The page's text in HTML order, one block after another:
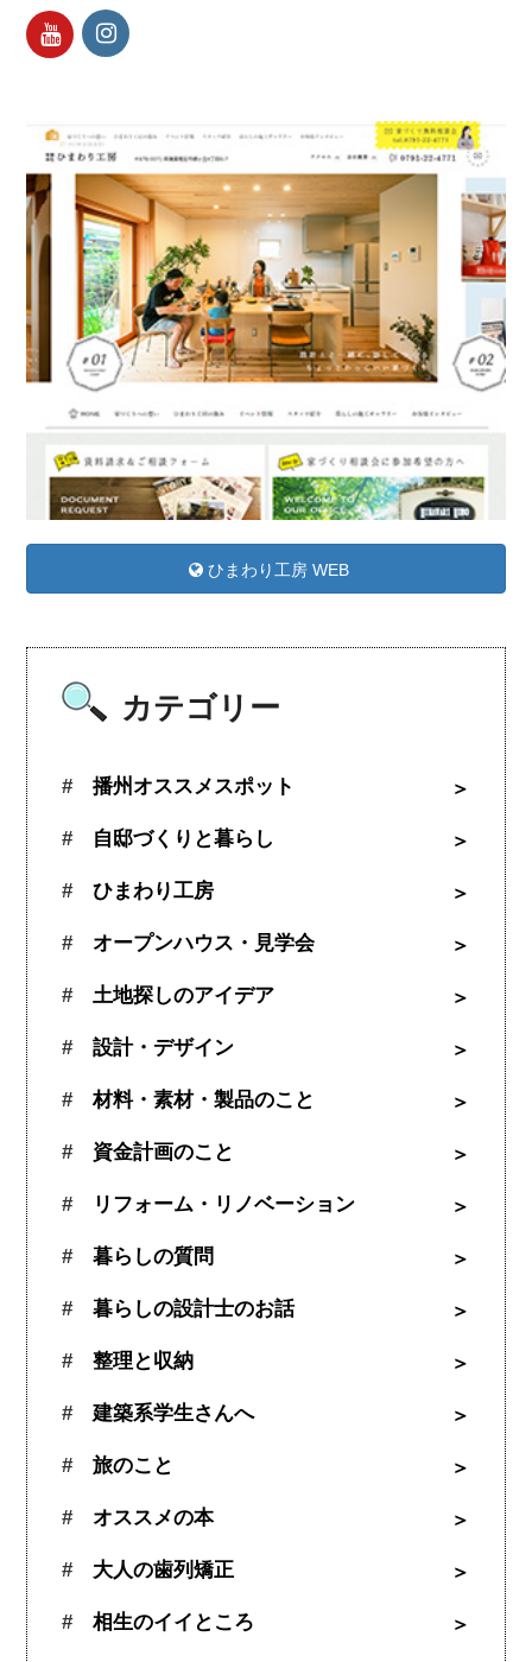
ひまわり工房 WEB
カテゴリー
播州オススメスポット
自邸づくりと暮らし
ひまわり工房
オープンハウス・見学会
土地探しのアイデア
設計・デザイン
材料・素材・製品のこと
資金計画のこと
リフォーム・リノベーション
暮らしの質問
暮らしの設計士のお話
整理と収納
建築系学生さんへ
旅のこと
オススメの本
大人の歯列矯正
相生のイイところ